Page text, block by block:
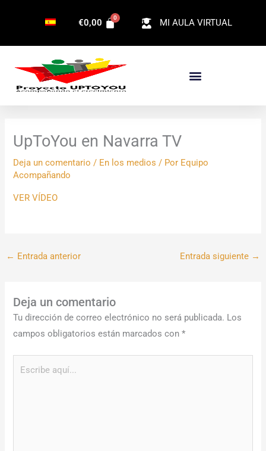
MI AULA VIRTUAL
€0,00
UpToYou en Navarra TV
Deja un comentario / En los medios / Por Equipo
Acompañando
VER VÍDEO
← Entrada anterior Entrada siguiente →
Deja un comentario
Tu dirección de correo electrónico no será publicada. Los
campos obligatorios están marcados con*